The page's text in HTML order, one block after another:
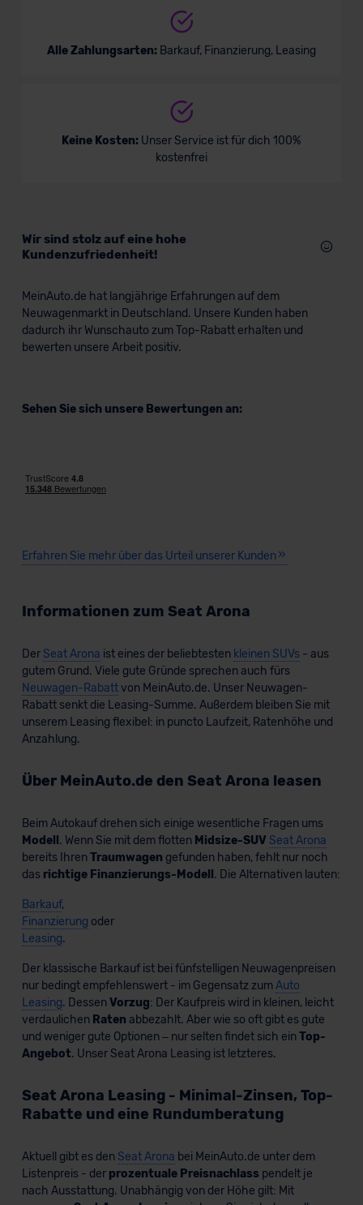
Seat Arona Beats
Alle Zahlungsarten: Barkauf, Finanzierung, Leasing
Keine Kosten: Unser Service ist für dich 100%
kostenfrei
Wir sind stolz auf eine hohe
Kundenzufriedenheit!
MeinAuto.de hat langjährige Erfahrungen auf dem
Neuwagenmarkt in Deutschland. Unsere Kunden haben
dadurch ihr Wunschauto zum Top-Rabatt erhalten und
bewerten unsere Arbeit positiv.
Sehen Sie sich unsere Bewertungen an:
Erfahren Sie mehr über das Urteil unserer Kunden
Informationen zum Seat Arona
Der Seat Arona ist eines der beliebtesten kleinen SUVs- aus
gutem Grund. Viele gute Gründe sprechen auch fürs
Neuwagen-Rabattvon MeinAuto.de. Unser Neuwagen-
Rabatt senkt die Leasing-Summe. Außerdem bleiben Sie mit
unserem Leasing flexibel: in puncto Laufzeit, Ratenhöhe und
Anzahlung.
Über MeinAuto.de den Seat Arona leasen
Beim Autokauf drehen sich einige wesentliche Fragen ums
Modell . Wenn Sie mit dem flotten Midsize-SUV Seat Arona
bereits IhrenTraumwagen gefunden haben, fehlt nur noch
das richtige Finanzierungs-Modell . Die Alternativen lauten:
Barkauf,
Finanzierung oder
Leasing.
Der klassische Barkauf ist bei fünfstelligen Neuwagenpreisen
nur bedingt empfehlenswert - im Gegensatz zumAuto
Leasing. DessenVorzug: Der Kaufpreis wird in kleinen, leicht
verdaulichen Raten abbezahlt. Aber wie so oft gibt es gute
und weniger gute Optionen – nur selten findet sich einTop-
Angebot. Unser Seat Arona Leasing ist letzteres.
Seat Arona Leasing - Minimal-Zinsen, Top-
Rabatte und eine Rundumberatung
Aktuell gibt es den Seat Arona bei MeinAuto.de unter dem
Listenpreis - der prozentuale Preisnachlass pendelt je
nach Ausstattung. Unabhängig von der Höhe gilt: Mit